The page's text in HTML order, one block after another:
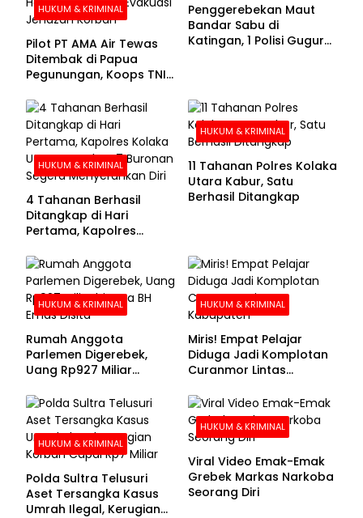
HUKUM & KRIMINAL
Pilot PT AMA Air Tewas
Ditembak di Papua
Pegunungan, Koops TNI
Evakuasi Jenazah
Korban
Penggerebekan Maut
Bandar Sabu di
Katingan, 1 Polisi Gugur
HUKUM & KRIMINAL
4 Tahanan Berhasil
Ditangkap di Hari
Pertama, Kapolres
Buronan Segera
Menyerahkan Diri
HUKUM & KRIMINAL
11 Tahanan Polres Kolaka
Utara Kabur, Satu
Berhasil Ditangkap
HUKUM & KRIMINAL
Rumah Anggota
Parlemen Digerebek,
Uang Rp927 Miliar
HUKUM & KRIMINAL
Miris! Empat Pelajar
Diduga Jadi Komplotan
Curanmor Lintas
HUKUM & KRIMINAL
Polda Sultra Telusuri
Aset Tersangka Kasus
Umrah Ilegal, Kerugian
HUKUM & KRIMINAL
Viral Video Emak-Emak
Grebek Markas Narkoba
Seorang Diri